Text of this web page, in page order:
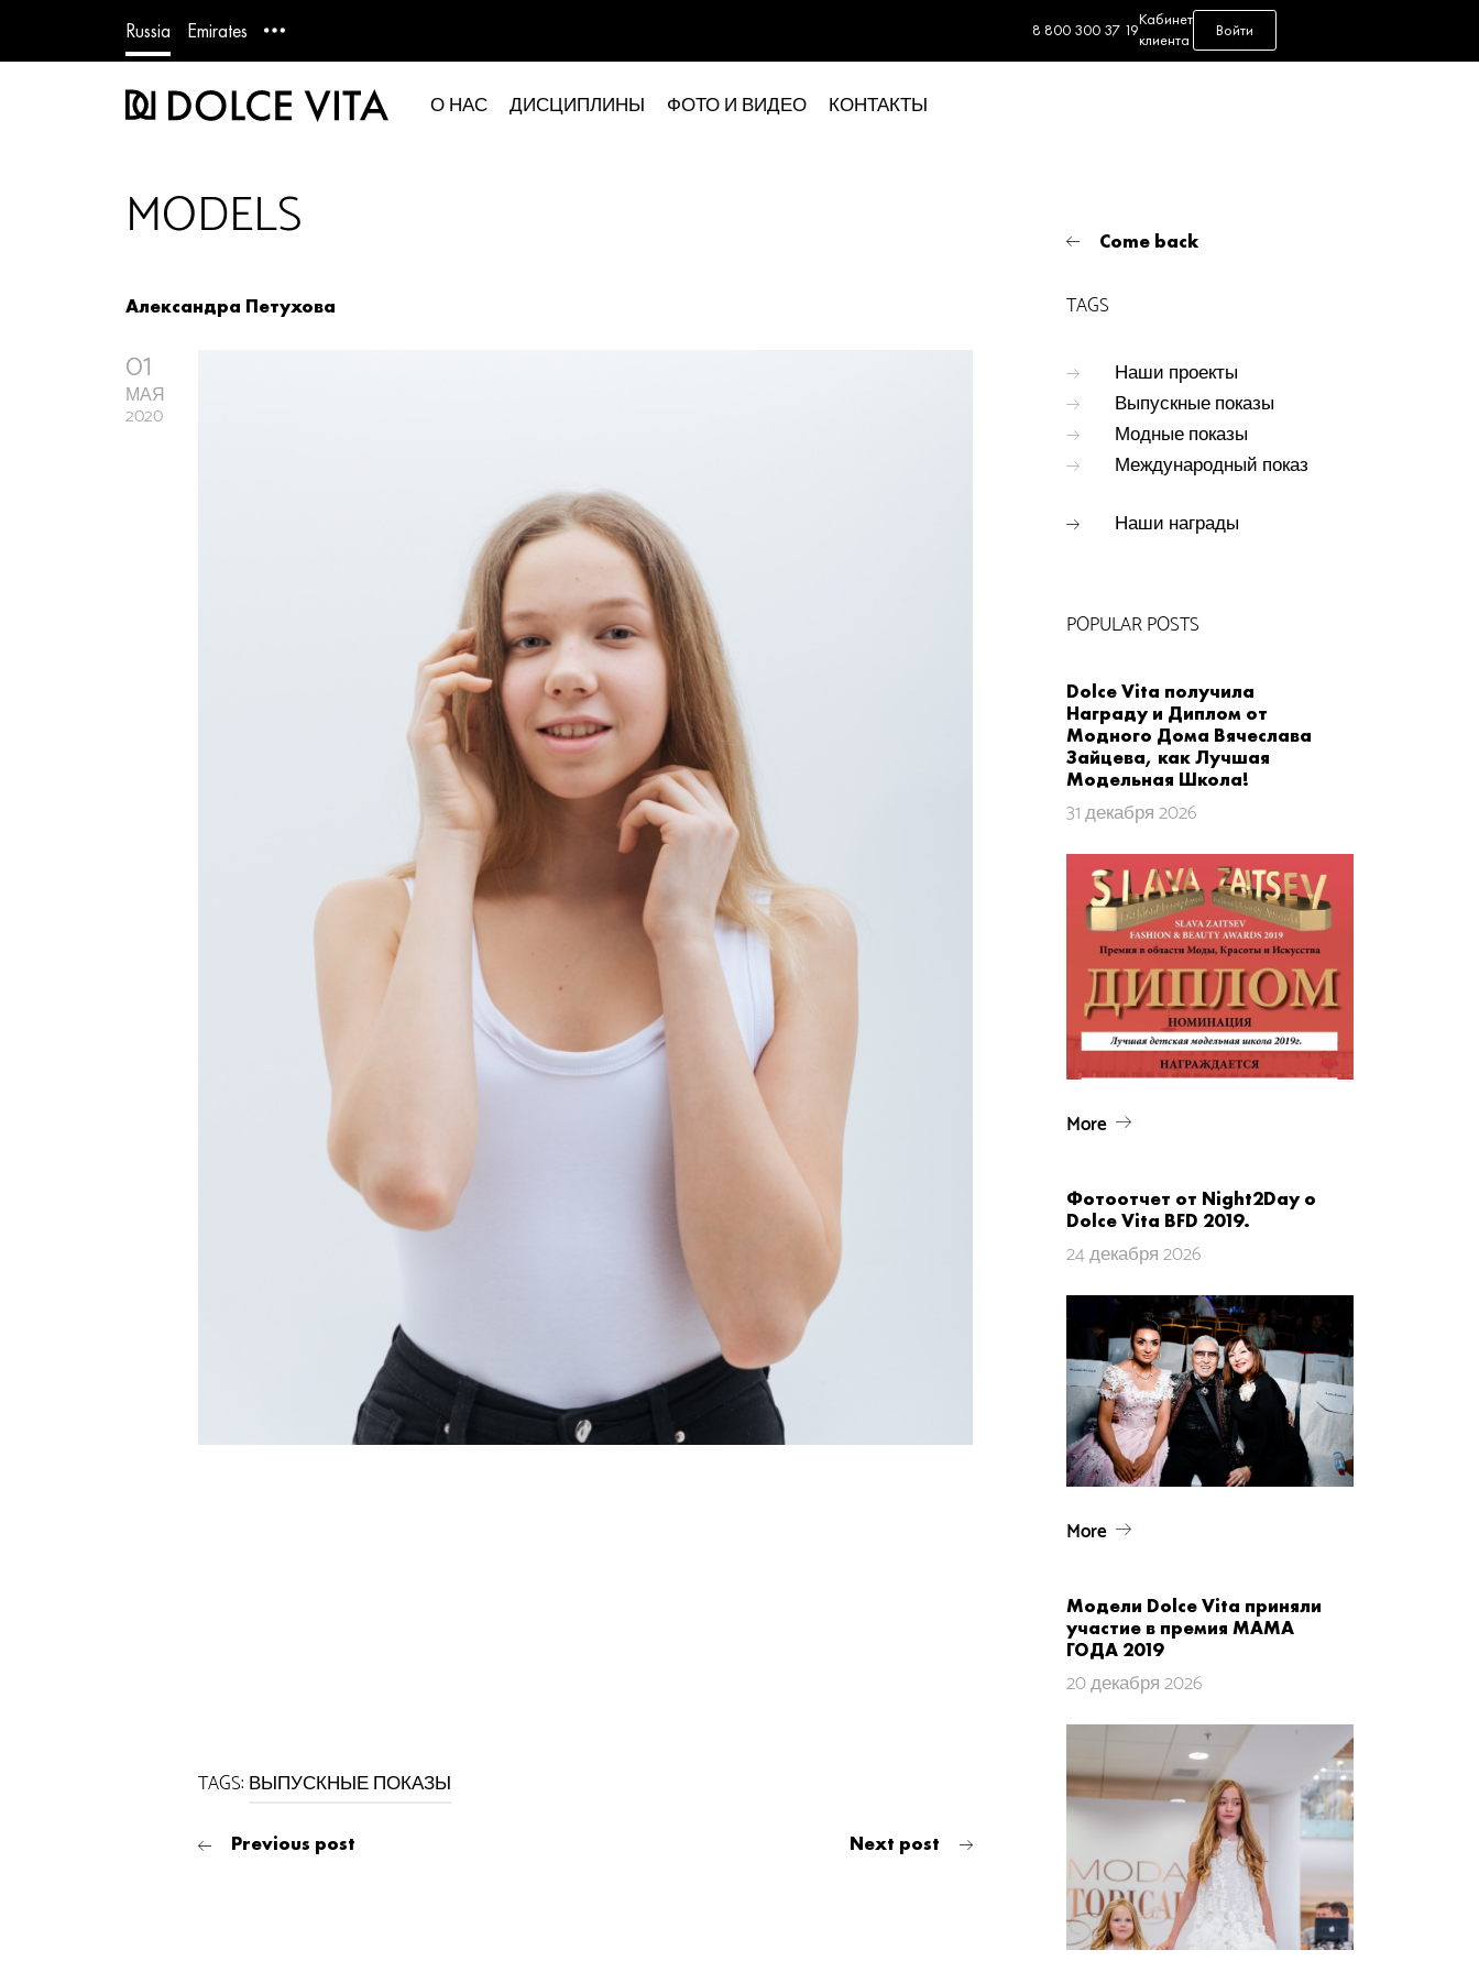
Russia Emirates 8 800 300 37 19
Кабинет
клиента
Войти
О НАС ДИСЦИПЛИНЫ ФОТО И ВИДЕО КОНТАКТЫ
MODELS
Александра Петухова
01
МАЯ
2020
TAGS: ВЫПУСКНЫЕ ПОКАЗЫ
Previous post Next post
Come back
TAGS
Наши проекты
Выпускные показы
Модные показы
Международный показ
Наши награды
POPULAR POSTS
Dolce Vita получила
Награду и Диплом от
Модного Дома Вячеслава
Зайцева, как Лучшая
Модельная Школа!
31 декабря 2026
More
Фотоотчет от Night2Day о
Dolce Vita​ BFD 2019.
24 декабря 2026
More
Модели Dolce Vita приняли
участие в премия МАМА
ГОДА 2019
20 декабря 2026